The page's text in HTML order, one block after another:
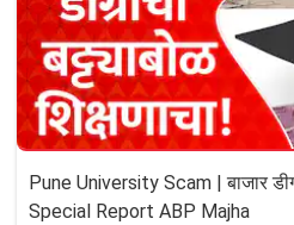
Pune University Scam | बाजार
Special Report ABP Majha